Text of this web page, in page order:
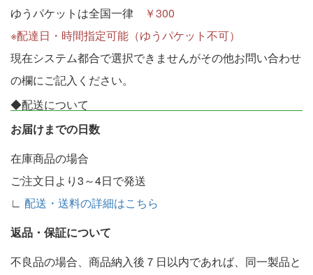
ゆうパケットは全国一律
￥300
※配達日・時間指定可能（ゆうパケット不可）
現在システム都合で選択できませんがその他お問い合わせ
の欄にご記入ください。
◆配送について
お届けまでの日数
在庫商品の場合
ご注文日より3～4日で発送
∟ 配送・送料の詳細はこちら
返品・保証について
不良品の場合、商品納入後７日以内であれば、同一製品と